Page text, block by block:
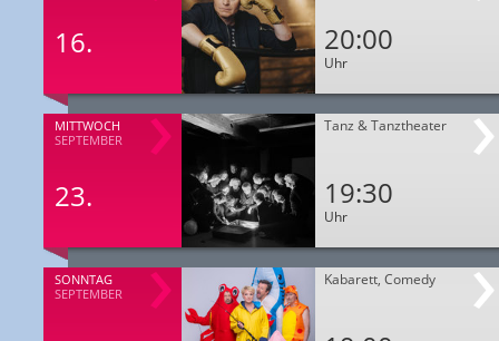
16. 20:00
Uhr
MITTWOCH
SEPTEMBER
23.
Tanz & Tanztheater
19:30
Uhr
SONNTAG
SEPTEMBER
Kabarett, Comedy